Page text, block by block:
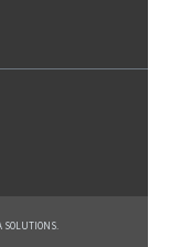
SOLUTIONS.